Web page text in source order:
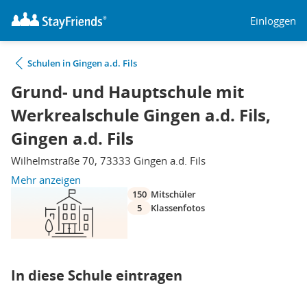
Einloggen
Schulen in Gingen a.d. Fils
Grund- und Hauptschule mit
Werkrealschule Gingen a.d. Fils,
Gingen a.d. Fils
Wilhelmstraße 70, 73333 Gingen a.d. Fils
Mehr anzeigen
150 Mitschüler
5
Klassenfotos
In diese Schule eintragen